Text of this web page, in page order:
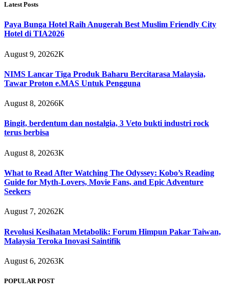
Latest Posts
Paya Bunga Hotel Raih Anugerah Best Muslim Friendly City
Hotel di TIA2026
August 9, 20262K
NIMS Lancar Tiga Produk Baharu Bercitarasa Malaysia,
Tawar Proton e.MAS Untuk Pengguna
August 8, 20266K
Bingit, berdentum dan nostalgia, 3 Veto bukti industri rock
terus berbisa
August 8, 20263K
What to Read After Watching The Odyssey: Kobo’s Reading
Guide for Myth-Lovers, Movie Fans, and Epic Adventure
Seekers
August 7, 20262K
Revolusi Kesihatan Metabolik: Forum Himpun Pakar Taiwan,
Malaysia Teroka Inovasi Saintifik
August 6, 20263K
POPULAR POST